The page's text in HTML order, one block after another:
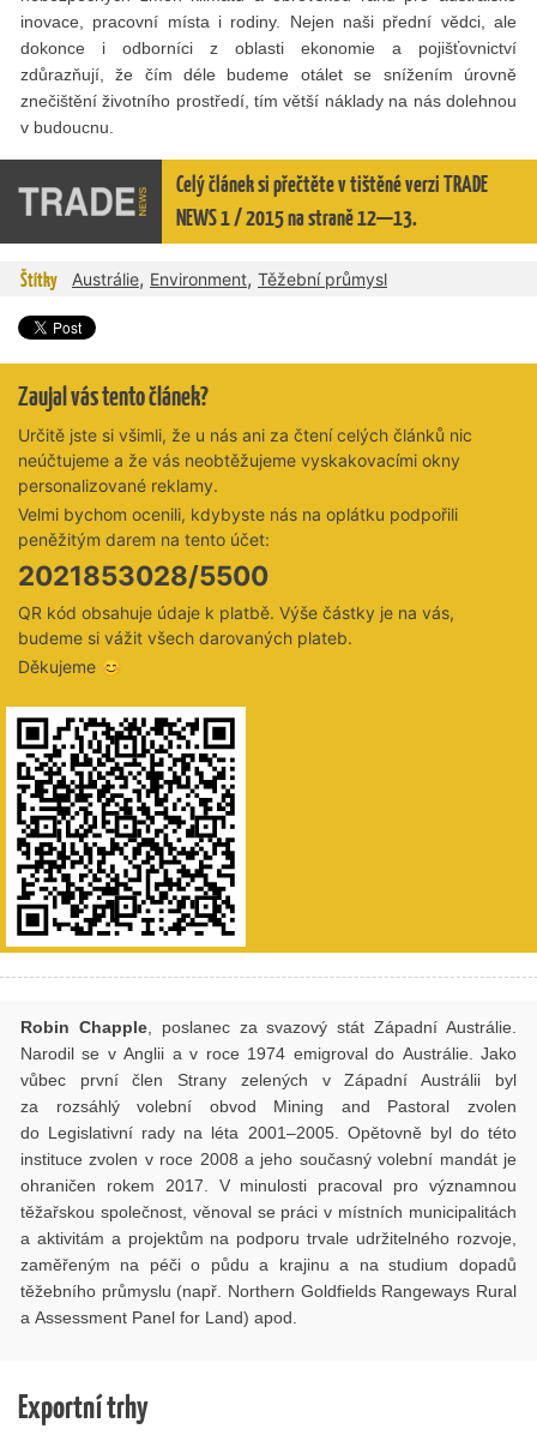
inovace, pracovní místa i rodiny. Nejen naši přední vědci, ale
dokonce i odborníci z oblasti ekonomie a pojišťovnictví
zdůrazňují, že čím déle budeme otálet se snížením úrovně
znečištění životního prostředí, tím větší náklady na nás dolehnou
v budoucnu.
Celý článek si přečtěte v tištěné verzi TRADE
NEWS 1 / 2015 na straně 12—13.
Štítky Austrálie, Environment, Těžební průmysl
Zaujal vás tento článek?
Určitě jste si všimli, že u nás ani za čtení celých článků nic
neúčtujeme a že vás neobtěžujeme vyskakovacími okny
personalizované reklamy.
Velmi bychom ocenili, kdybyste nás na oplátku podpořili
peněžitým darem na tento účet:
2021853028/5500
QR kód obsahuje údaje k platbě. Výše částky je na vás,
budeme si vážit všech darovaných plateb.
Děkujeme 😊
Robin Chapple, poslanec za svazový stát Západní Austrálie.
Narodil se v Anglii a v roce 1974 emigroval do Austrálie. Jako
vůbec první člen Strany zelených v Západní Austrálii byl
za rozsáhlý volební obvod Mining and Pastoral zvolen
do Legislativní rady na léta 2001–2005. Opětovně byl do této
instituce zvolen v roce 2008 a jeho současný volební mandát je
ohraničen rokem 2017. V minulosti pracoval pro významnou
těžařskou společnost, věnoval se práci v místních municipalitách
a aktivitám a projektům na podporu trvale udržitelného rozvoje,
zaměřeným na péči o půdu a krajinu a na studium dopadů
těžebního průmyslu (např. Northern Goldfields Rangeways Rural
a Assessment Panel for Land) apod.
Exportní trhy